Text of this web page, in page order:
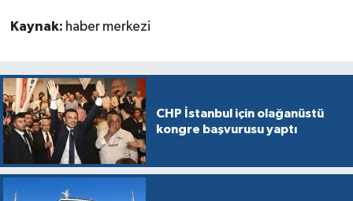
Kaynak: haber merkezi
CHP İstanbul için olağanüstü
kongre başvurusu yaptı